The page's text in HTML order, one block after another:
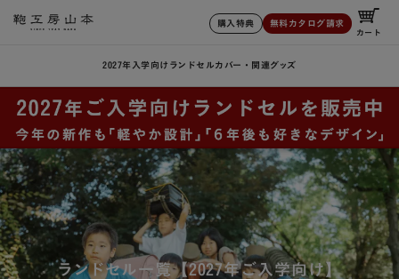
購入特典 無料カタログ請求
カート
2027年入学向けランドセル カバー・関連グッズ
ランドセル一覧【2027年ご入学向け】